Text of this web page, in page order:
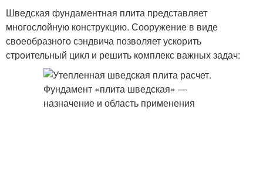
Шведская фундаментная плита представляет
многослойную конструкцию. Сооружение в виде
своеобразного сэндвича позволяет ускорить
строительный цикл и решить комплекс важных задач: